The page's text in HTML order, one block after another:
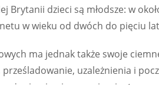
Brytanii dzieci są młodsze: w
w wieku od dwóch do pięciu
ma jednak także swoje
uzależnienia i